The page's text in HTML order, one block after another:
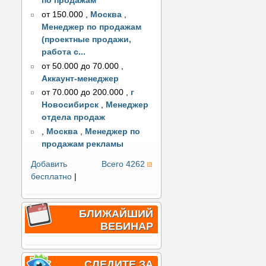
от 150.000
Москва
Менеджер по продажам
(проектные продажи,
работа с...
от 50.000 до 70.000
Аккаунт-менеджер
от 70.000 до 200.000 , г
Новосибирск , Менеджер
отдела продаж
, Москва , Менеджер по
продажам рекламы
Всего 4262
Добавить
бесплатно
БЛИЖАЙШИЙ
ВЕБИНАР